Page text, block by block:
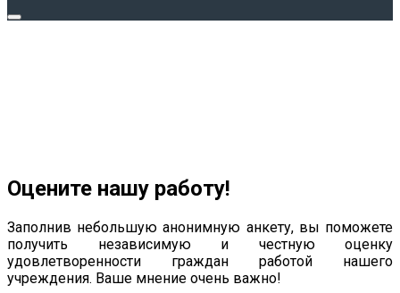
Оцените нашу работу!
Заполнив небольшую анонимную анкету, вы поможете
получить независимую и честную оценку
удовлетворенности граждан работой нашего
учреждения. Ваше мнение очень важно!